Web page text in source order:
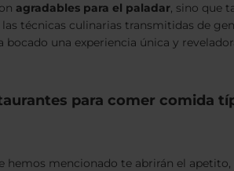
agradables para el paladar, sino que
técnicas culinarias transmitidas de
bocado una experiencia única y
para comer comida
hemos mencionado te abrirán el